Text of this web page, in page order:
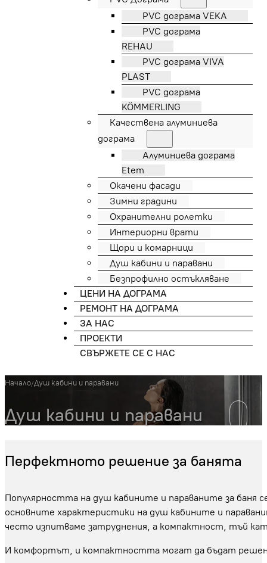
PVC дограма VEKA
PVC дограма
REHAU
PVC дограма VIVA
PLAST
PVC дограма
KÖMMERLING
Качествена алуминиева
дограма
Алуминиева дограма
Etem
Окачени фасади
Зимни градини
Охранителни ролетки
Интериорни врати
Щори и комарници
Душ кабини и паравани
Безпрофилно остъкляване
ЦЕНИ НА ДОГРАМА
РЕМОНТ НА ДОГРАМА
ЗА НАС
ПРОЕКТИ
СВЪРЖЕТЕ СЕ С НАС
Начало/Душ кабини и паравани
Душ кабини и паравани
Перфектното решение за банята
Популярността на душ кабините и параваните за баня
основните характеристики на душ кабините и
често изпитваме затруднения, а компактност, тъй
И комфортът, и компактността могат да бъдат